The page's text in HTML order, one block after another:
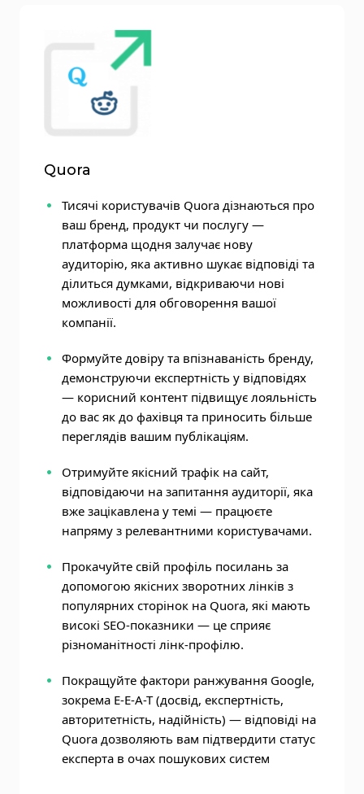
Quora
Тисячі користувачів Quora дізнаються про
ваш бренд, продукт чи послугу —
платформа щодня залучає нову
аудиторію, яка активно шукає відповіді та
ділиться думками, відкриваючи нові
можливості для обговорення вашої
компанії.
Формуйте довіру та впізнаваність бренду,
демонструючи експертність у відповідях
— корисний контент підвищує лояльність
до вас як до фахівця та приносить більше
переглядів вашим публікаціям.
Отримуйте якісний трафік на сайт,
відповідаючи на запитання аудиторії, яка
вже зацікавлена у темі — працюєте
напряму з релевантними користувачами.
Прокачуйте свій профіль посилань за
допомогою якісних зворотних лінків з
популярних сторінок на Quora, які мають
високі SEO-показники — це сприяє
різноманітності лінк-профілю.
Покращуйте фактори ранжування Google,
зокрема E-E-A-T (досвід, експертність,
авторитетність, надійність) — відповіді на
Quora дозволяють вам підтвердити статус
експерта в очах пошукових систем